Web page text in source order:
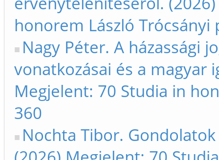
honorem László Trócsányi
Nagy Péter. A házassági
vonatkozásai és a magyar
Megjelent: 70 Studia in
360
Nochta Tibor.